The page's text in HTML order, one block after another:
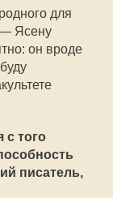
для
— Ясену
он вроде
с того
писатель,